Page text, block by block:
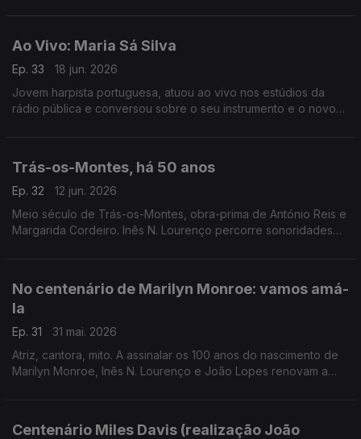
Ao Vivo: Maria Sá Silva
Ep. 33
18 jun. 2026
Jovem harpista portuguesa, atuou ao vivo nos estúdios da
rádio pública e conversou sobre o seu instrumento e o novo
Trás-os-Montes, há 50 anos
Ep. 32
12 jun. 2026
Meio século de Trás-os-Montes, obra-prima de António Reis e
Margarida Cordeiro. Inês N. Lourenço percorre sonoridades
No centenário de Marilyn Monroe: vamos amá-
la
Ep. 31
31 mai. 2026
Atriz, cantora, mito. A assinalar os 100 anos do nascimento de
Marilyn Monroe, Inês N. Lourenço e João Lopes renovam a
Centenário Miles Davis (realização João